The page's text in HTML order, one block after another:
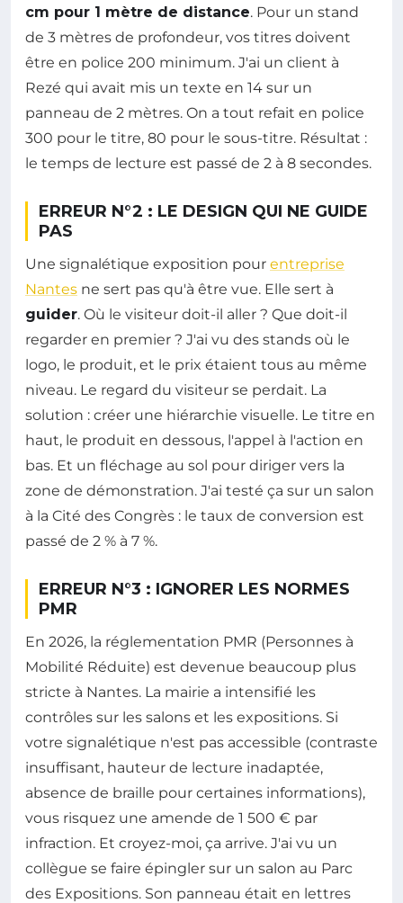
cm pour 1 mètre de distance. Pour un stand
de 3 mètres de profondeur, vos titres doivent
être en police 200 minimum. J'ai un client à
Rezé qui avait mis un texte en 14 sur un
panneau de 2 mètres. On a tout refait en police
300 pour le titre, 80 pour le sous-titre. Résultat :
le temps de lecture est passé de 2 à 8 secondes.
ERREUR N°2 : LE DESIGN QUI NE GUIDE
PAS
Une signalétique exposition pour entreprise
Nantes ne sert pas qu'à être vue. Elle sert à
guider. Où le visiteur doit-il aller ? Que doit-il
regarder en premier ? J'ai vu des stands où le
logo, le produit, et le prix étaient tous au même
niveau. Le regard du visiteur se perdait. La
solution : créer une hiérarchie visuelle. Le titre en
haut, le produit en dessous, l'appel à l'action en
bas. Et un fléchage au sol pour diriger vers la
zone de démonstration. J'ai testé ça sur un salon
à la Cité des Congrès : le taux de conversion est
passé de 2 % à 7 %.
ERREUR N°3 : IGNORER LES NORMES
PMR
En 2026, la réglementation PMR (Personnes à
Mobilité Réduite) est devenue beaucoup plus
stricte à Nantes. La mairie a intensifié les
contrôles sur les salons et les expositions. Si
votre signalétique n'est pas accessible (contraste
insuffisant, hauteur de lecture inadaptée,
absence de braille pour certaines informations),
vous risquez une amende de 1 500 € par
infraction. Et croyez-moi, ça arrive. J'ai vu un
collègue se faire épingler sur un salon au Parc
des Expositions. Son panneau était en lettres